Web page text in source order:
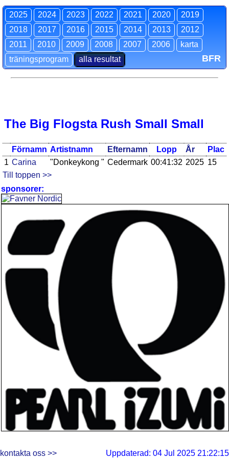
2025 2024 2023 2022 2021 2020
2019
2018
2017 2016 2015 2014 2013
2012
2011
2010 2009 2008 2007 2006
karta
träningsprogram
alla resultat BFR
The Big Flogsta Rush Small Small
Förnamn Artistnamn Efternamn Lopp År
Plac
1 Carina "Donkeykong " Cedermark 00:41:32 2025 15
Till toppen >>
sponsorer:
kontakta oss >> Uppdaterad: 04 Jul 2025 21:22:15